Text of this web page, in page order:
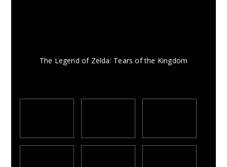
The Legend of Zelda: Tears of the Kingdom